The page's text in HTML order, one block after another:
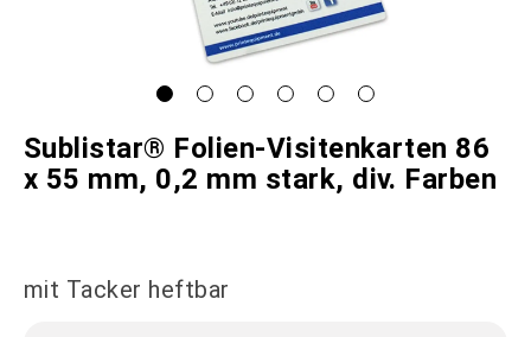
Sublistar® Folien-Visitenkarten 86
x 55 mm, 0,2 mm stark, div. Farben
mit Tacker heftbar